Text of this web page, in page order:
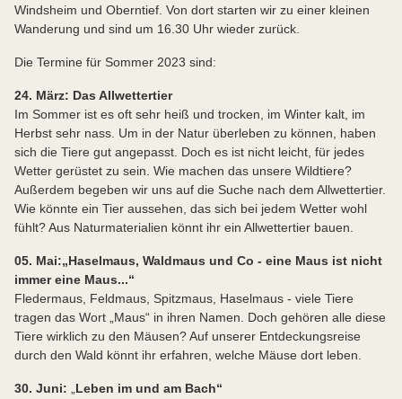
Windsheim und Oberntief. Von dort starten wir zu einer kleinen
Wanderung und sind um 16.30 Uhr wieder zurück.
Die Termine für Sommer 2023 sind:
24. März: Das Allwettertier
Im Sommer ist es oft sehr heiß und trocken, im Winter kalt, im
Herbst sehr nass. Um in der Natur überleben zu können, haben
sich die Tiere gut angepasst. Doch es ist nicht leicht, für jedes
Wetter gerüstet zu sein. Wie machen das unsere Wildtiere?
Außerdem begeben wir uns auf die Suche nach dem Allwettertier.
Wie könnte ein Tier aussehen, das sich bei jedem Wetter wohl
fühlt? Aus Naturmaterialien könnt ihr ein Allwettertier bauen.
05. Mai:„Haselmaus, Waldmaus und Co - eine Maus ist nicht
immer eine Maus...“
Fledermaus, Feldmaus, Spitzmaus, Haselmaus - viele Tiere
tragen das Wort „Maus“ in ihren Namen. Doch gehören alle diese
Tiere wirklich zu den Mäusen? Auf unserer Entdeckungsreise
durch den Wald könnt ihr erfahren, welche Mäuse dort leben.
30. Juni:
Leben im und am Bach“